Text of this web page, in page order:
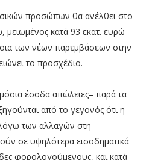
προσώπων θα ανέλθει στο
κατά 93 εκατ. ευρώ
των νέων παρεμβάσεων στην
το προσχέδιο.
έσοδα απώλειες– παρά τα
από το γεγονός ότι η
των αλλαγών στη
σε υψηλότερα εισοδηματικά
φορολογούμενους, και κατά